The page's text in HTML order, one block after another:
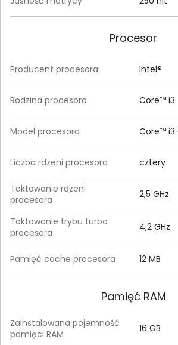
Procesor
Producent procesora Intel®
Rodzina procesora Core™ i3
Model procesora Core™ i3-
Liczba rdzeni procesora cztery
Taktowanie rdzeni
procesora
2,5 GHz
Taktowanie trybu turbo
procesora
4,2 GHz
Pamięć cache procesora 12 MB
Pamięć RAM
Zainstalowana pojemność
pamięci RAM
16 GB